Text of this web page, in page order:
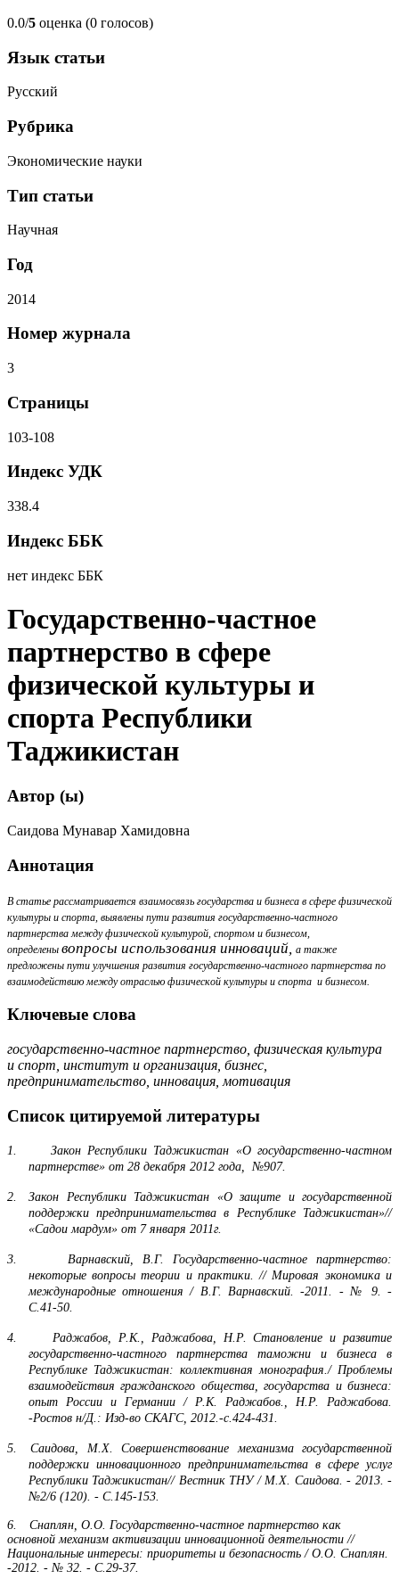
0.0/5 оценка (0 голосов)
Язык статьи
Русский
Рубрика
Экономические науки
Тип статьи
Научная
Год
2014
Номер журнала
3
Страницы
103-108
Индекс УДК
338.4
Индекс ББК
нет индекс ББК
Государственно-частное
партнерство в сфере
физической культуры и
спорта Республики
Таджикистан
Автор (ы)
Саидова Мунавар Хамидовна
Аннотация
В статье рассматривается взаимосвязь государства и бизнеса в сфере физической
культуры и спорта, выявлены пути развития государственно-частного
партнерства между физической культурой, спортом и бизнесом,
определены вопросы использования инноваций, а также
предложены пути улучшения развития государственно-частного партнерства по
взаимодействию между отраслью физической культуры и спорта и бизнесом.
Ключевые слова
государственно-частное партнерство, физическая культура
и спорт, институт и организация, бизнес,
предпринимательство, инновация, мотивация
Список цитируемой литературы
1.
Закон Республики Таджикистан «О государственно-частном
партнерстве» от 28 декабря 2012 года, №907.
2. Закон Республики Таджикистан «О защите и государственной
поддержки предпринимательства в Республике Таджикистан»//
«Садои мардум» от 7 января 2011г.
3.
Варнавский, В.Г. Государственно-частное партнерство:
некоторые вопросы теории и практики. // Мировая экономика и
международные отношения / В.Г. Варнавский. -2011. - № 9. -
С.41-50.
4.
Раджабов, Р.К., Раджабова, Н.Р. Становление и развитие
государственно-частного партнерства таможни и бизнеса в
Республике Таджикистан: коллективная монография./ Проблемы
взаимодействия гражданского общества, государства и бизнеса:
опыт России и Германии / Р.К. Раджабов., Н.Р. Раджабова.
-Ростов н/Д.: Изд-во СКАГС, 2012.-с.424-431.
5.
Саидова, М.Х. Совершенствование механизма государственной
поддержки инновационного предпринимательства в сфере услуг
Республики Таджикистан// Вестник ТНУ / М.Х. Саидова. - 2013. -
№2/6 (120). - С.145-153.
6.
Снаплян, О.О. Государственно-частное партнерство как
основной механизм активизации инновационной деятельности //
Национальные интересы: приоритеты и безопасность / О.О. Снаплян.
-2012. - № 32. - С.29-37.